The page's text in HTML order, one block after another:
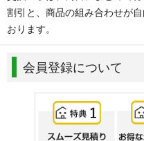
割引と、商品の組み合わせが
おります。
会員登録について